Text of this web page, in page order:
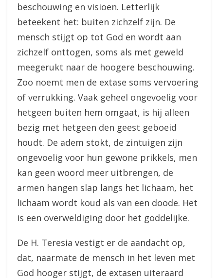
beschouwing en visioen. Letterlijk
beteekent het: buiten zichzelf zijn. De
mensch stijgt op tot God en wordt aan
zichzelf onttogen, soms als met geweld
meegerukt naar de hoogere beschouwing.
Zoo noemt men de extase soms vervoering
of verrukking. Vaak geheel ongevoelig voor
hetgeen buiten hem omgaat, is hij alleen
bezig met hetgeen den geest geboeid
houdt. De adem stokt, de zintuigen zijn
ongevoelig voor hun gewone prikkels, men
kan geen woord meer uitbrengen, de
armen hangen slap langs het lichaam, het
lichaam wordt koud als van een doode. Het
is een overweldiging door het goddelijke.
De H. Teresia vestigt er de aandacht op,
dat, naarmate de mensch in het leven met
God hooger stijgt, de extasen uiteraard